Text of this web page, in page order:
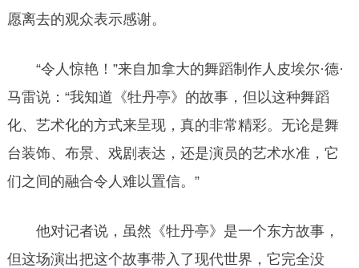
愿离去的观众表示感谢。
“令人惊艳！”来自加拿大的舞蹈制作人皮埃尔·德·
马雷说：“我知道《牡丹亭》的故事，但以这种舞蹈
化、艺术化的方式来呈现，真的非常精彩。无论是舞
台装饰、布景、戏剧表达，还是演员的艺术水准，它
们之间的融合令人难以置信。”
他对记者说，虽然《牡丹亭》是一个东方故事，
但这场演出把这个故事带入了现代世界，它完全没